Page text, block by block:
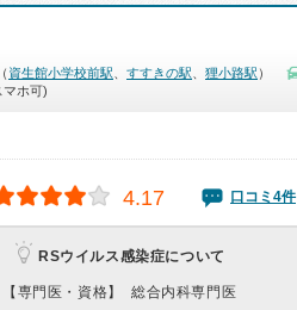
資生館小学校前駅 すすきの駅 狸小路駅 ）
マホ可)
4.17 口コミ4件
RSウイルス感染症について
【専門医・資格】 総合内科専門医